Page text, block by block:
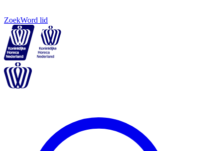
ZoekWord lid